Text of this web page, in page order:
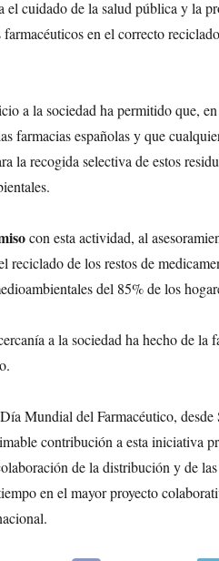
el cuidado de la salud pública y la
en el correcto
a la sociedad ha permitido que,
farmacias españolas y que
la recogida selectiva de estos
con esta actividad, al
reciclado de los restos de
del 85% de los
a la sociedad ha hecho de la
Mundial del Farmacéutico,
contribución a esta iniciativa
de la distribución y de
en el mayor proyecto